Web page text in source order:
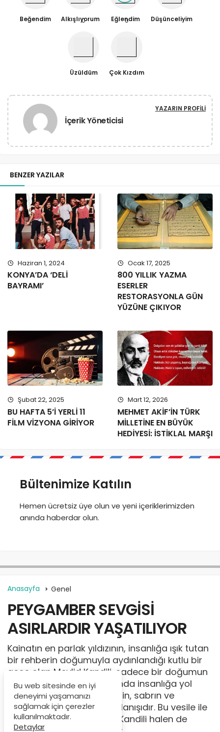
Beğendim Alkışlıyorum Eğlendim Düşünceliyim
0
Üzüldüm
0
Çok Kızdım
İçerik Yöneticisi
YAZARIN PROFILI
BENZER YAZILAR
Haziran 1, 2024
KONYA’DA ‘DELİ
BAYRAMI’
Ocak 17, 2025
800 YILLIK YAZMA
ESERLER
RESTORASYONLA GÜN
YÜZÜNE ÇIKIYOR
Şubat 22, 2025
BU HAFTA 5’İ YERLİ 11
FİLM VİZYONA GİRİYOR
Mart 12, 2026
MEHMET AKİF’İN TÜRK
MİLLETİNE EN BÜYÜK
HEDİYESİ: İSTİKLAL MARŞI
Bültenimize Katılın
Hemen ücretsiz üye olun ve yeni içeriklerimizden
anında haberdar olun.
Anasayfa Genel
PEYGAMBER SEVGİSİ
ASIRLARDIR YAŞATILIYOR
Kainatın en parlak yıldızının, insanlığa ışık tutan
bir rehberin doğumuyla aydınlandığı kutlu bir
gece olan Mevlid Kandili, sadece bir doğumun
anılması değil; aynı zamanda insanlığa yol
gösteren rahmetin, adaletin, sabrın ve
merhametin yeniden hatırlanışıdır. Bu vesile ile
asırlardır kutlanan Mevlid Kandili halen de
Bu web sitesinde en iyi
deneyimi yaşamanızı
sağlamak için çerezler
kullanılmaktadır.
Detaylar